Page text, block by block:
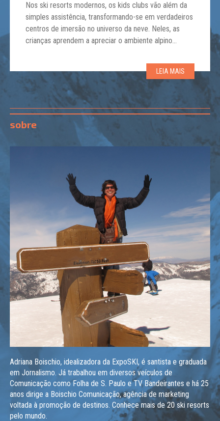
Nos ski resorts modernos, os kids clubs vão além da
simples assistência, transformando-se em verdadeiros
centros de imersão no universo da neve. Neles, as
crianças aprendem a apreciar o ambiente alpino
Em Baqueira Beret, na Espanha, a experiência familiar
atinge um novo patamar com o Baby Baqueira Snow
Club, […]
LEIA MAIS
sobre
Adriana Boischio, idealizadora da ExpoSKI, é santista e graduada
em Jornalismo. Já trabalhou em diversos veículos de
Comunicação como Folha de S. Paulo e TV Bandeirantes e há 25
anos dirige a Boischio Comunicação, agência de marketing
voltada à promoção de destinos. Conhece mais de 20 ski resorts
pelo mundo.